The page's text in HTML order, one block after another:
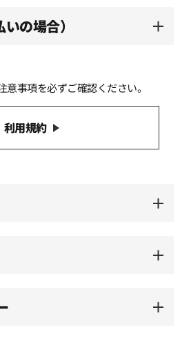
の場合）
事項を必ずご確認ください。
利用規約